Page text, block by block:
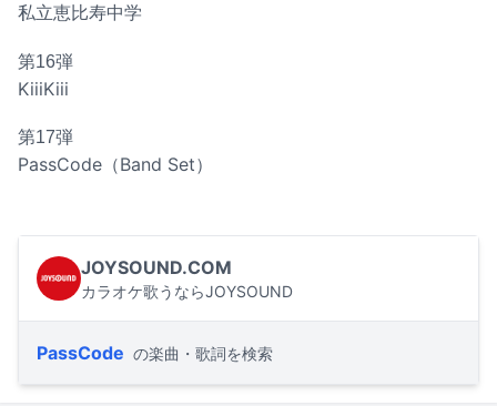
私立恵比寿中学
第16弾
KiiiKiii
第17弾
PassCode（Band Set）
JOYSOUND.COM
カラオケ歌うならJOYSOUND
PassCode の楽曲・歌詞を検索